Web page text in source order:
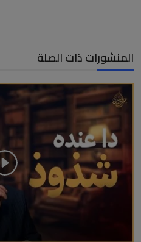
المنشورات ذات الصلة